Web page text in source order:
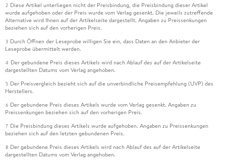
2 Diese Artikel unterliegen nicht der Preisbindung, die Preisbindung dieser Artikel
wurde aufgehoben oder der Preis wurde vom Verlag gesenkt. Die jeweils zutreffende
Alternative wird Ihnen auf der Artikelseite dargestellt. Angaben zu Preissenkungen
beziehen sich auf den vorherigen Preis.
3 Durch Öffnen der Leseprobe willigen Sie ein, dass Daten an den Anbieter der
Leseprobe übermittelt werden.
4 Der gebundene Preis dieses Artikels wird nach Ablauf des auf der Artikelseite
dargestellten Datums vom Verlag angehoben.
5 Der Preisvergleich bezieht sich auf die unverbindliche Preisempfehlung (UVP) des
Herstellers.
6 Der gebundene Preis dieses Artikels wurde vom Verlag gesenkt. Angaben zu
Preissenkungen beziehen sich auf den vorherigen Preis.
7 Die Preisbindung dieses Artikels wurde aufgehoben. Angaben zu Preissenkungen
beziehen sich auf den letzten gebundenen Preis.
8 Der gebundene Preis dieses Artikels wird nach Ablauf des auf der Artikelseite
dargestellten Datums vom Verlag angehoben.